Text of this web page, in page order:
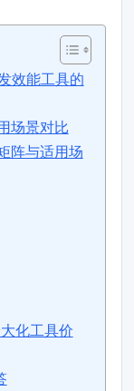
效能工具的
场景对比
阵与适用场
化工具价